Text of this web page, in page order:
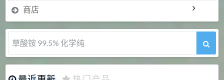
商店
草酸铵 99.5% 化学纯